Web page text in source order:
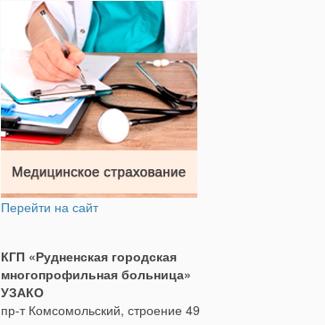
Перейти на сайт
КГП «Рудненская городская
многопрофильная больница»
УЗАКО
пр-т Комсомольский, строение 49